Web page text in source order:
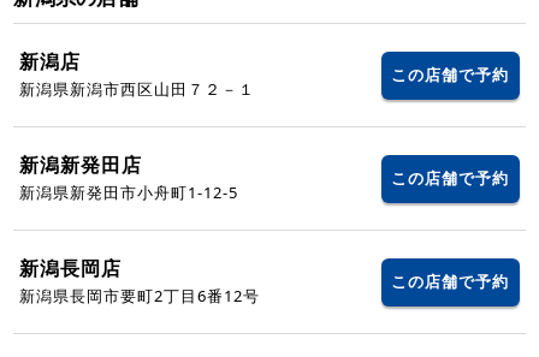
新潟店
新潟県新潟市西区山田７２－１
この店舗で予約
新潟新発田店
新潟県新発田市小舟町1-12-5
この店舗で予約
新潟長岡店
新潟県長岡市要町2丁目6番12号
この店舗で予約